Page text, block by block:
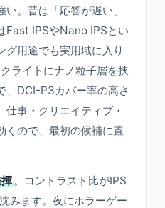
。昔は「応答が遅い」
Fast IPSやNano IPSとい
グ用途でも実用域に入り
ライトにナノ粒子層を挟
、DCI-P3カバー率の高さ
事・クリエイティブ・
くので、最初の候補に置
。コントラスト比がIPS
みます。夜にホラーゲー